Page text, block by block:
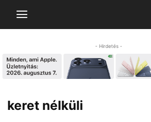
- Hirdetés -
keret nélküli